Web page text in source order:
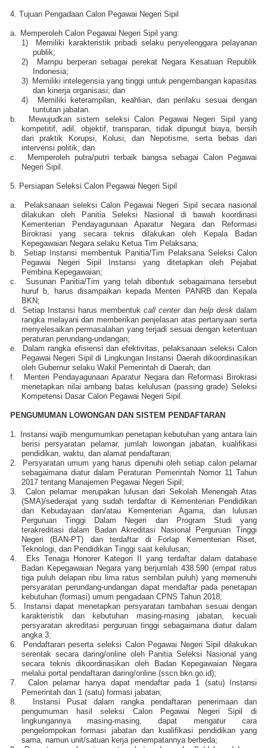
4. Tujuan Pengadaan Calon Pegawai Negeri Sipil
a.
Memperoleh Calon Pegawai Negeri Sipil yang:
1)
Memiliki karakteristik pribadi selaku penyelenggara pelayanan
publik;
2)
Mampu berperan sebagai perekat Negara Kesatuan Republik
Indonesia;
3)
Memiliki intelegensia yang tinggi untuk pengembangan kapasitas
dan kinerja organisasi; dan
4)
Memiliki keterampilan, keahlian, dan perilaku sesuai dengan
tuntutan jabatan.
b.
Mewujudkan sistem seleksi Calon Pegawai Negeri Sipil yang
kompetitif, adil, objektif, transparan, tidak dipungut biaya, bersih
dari praktik Korupsi, Kolusi, dan Nepotisme, serta bebas dari
intervensi politik; dan
c.
Memperoleh putra/putri terbaik bangsa sebagai Calon Pegawai
Negeri Sipil.
5. Persiapan Seleksi Calon Pegawai Negeri Sipil
a.
Pelaksanaan seleksi Calon Pegawai Negeri Sipil secara nasional
dilakukan oleh Panitia Seleksi Nasional di bawah koordinasi
Kementerian Pendayagunaan Aparatur Negara dan Reformasi
Birokrasi yang secara teknis dilakukan oleh Kepala Badan
Kepegawaian Negara selaku Ketua Tim Pelaksana;
b.
Setiap Instansi membentuk Panitia/Tim Pelaksana Seleksi Calon
Pegawai Negeri Sipil Instansi yang ditetapkan oleh Pejabat
Pembina Kepegawaian;
c.
Susunan Panitia/Tim yang telah dibentuk sebagaimana tersebut
huruf b, harus disampaikan kepada Menteri PANRB dan Kepala
BKN;
d.
Setiap Instansi harus membentukcall centerdan help deskdalam
rangka melayani dan memberikan penjelasan atas pertanyaan serta
menyelesaikan permasalahan yang terjadi sesuai dengan ketentuan
peraturan perundang-undangan;
e.
Dalam rangka efisiensi dan efektivitas, pelaksanaan seleksi Calon
Pegawai Negeri Sipil di Lingkungan Instansi Daerah dikoordinasikan
oleh Gubernur selaku Wakil Pemerintah di Daerah; dan
f.
Menteri Pendayagunaan Aparatur Negara dan Reformasi Birokrasi
menetapkan nilai ambang batas kelulusan (passing grade) Seleksi
Kompetensi Dasar Calon Pegawai Negeri Sipil.
PENGUMUMAN LOWONGAN DAN SISTEM PENDAFTARAN
1.
Instansi wajib mengumumkan penetapan kebutuhan yang antara lain
berisi persyaratan pelamar, jumlah lowongan jabatan, kualifikasi
pendidikan, waktu, dan alamat pendaftaran;
2.
Persyaratan umum yang harus dipenuhi oleh setiap calon pelamar
sebagaimana diatur dalam Peraturan Pemerintah Nomor 11 Tahun
2017 tentang Manajemen Pegawai Negeri Sipil;
3.
Calon pelamar merupakan lulusan dari Sekolah Menengah Atas
(SMA)/sederajat yang sudah terdaftar di Kementerian Pendidikan
dan Kebudayaan dan/atau Kementerian Agama, dan lulusan
Perguruan Tinggi Dalam Negeri dan Program Studi yang
terakreditasi dalam Badan Akreditasi Nasional Perguruan Tinggi
Negeri (BAN-PT) dan terdaftar di Forlap Kementerian Riset,
Teknologi, dan Pendidikan Tinggi saat kelulusan;
4.
Eks Tenaga Honorer Kategori II yang terdaftar dalam database
Badan Kepegawaian Negara yang berjumlah 438.590 (empat ratus
tiga puluh delapan ribu lima ratus sembilan puluh) yang memenuhi
persyaratan perundang-undangan dapat mendaftar pada penetapan
kebutuhan (formasi) umum pengadaan CPNS Tahun 2018;
5.
Instansi dapat menetapkan persyaratan tambahan sesuai dengan
karakteristik dan kebutuhan masing-masing jabatan, kecuali
persyaratan akreditasi perguruan tinggi sebagaimana diatur dalam
angka 3;
6.
Pendaftaran peserta seleksi Calon Pegawai Negeri Sipil dilakukan
serentak secara daring/online oleh Panitia Seleksi Nasional yang
secara teknis dikoordinasikan oleh Badan Kepegawaian Negara
melalui portal pendaftaran daring/online (sscn.bkn.go.id);
7.
Calon pelamar hanya dapat mendaftar pada 1 (satu) Instansi
Pemerintah dan 1 (satu) formasi jabatan;
8.
Instansi Pusat dalam rangka pendaftaran penerimaan dan
pengumuman hasil seleksi Calon Pegawai Negeri Sipil di
lingkungannya masing-masing, dapat mengatur cara
pengelompokan formasi jabatan dan kualifikasi pendidikan yang
sama, namun unit/satuan kerja penempatannya berbeda;